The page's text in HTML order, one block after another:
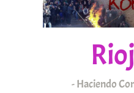
Haciendo